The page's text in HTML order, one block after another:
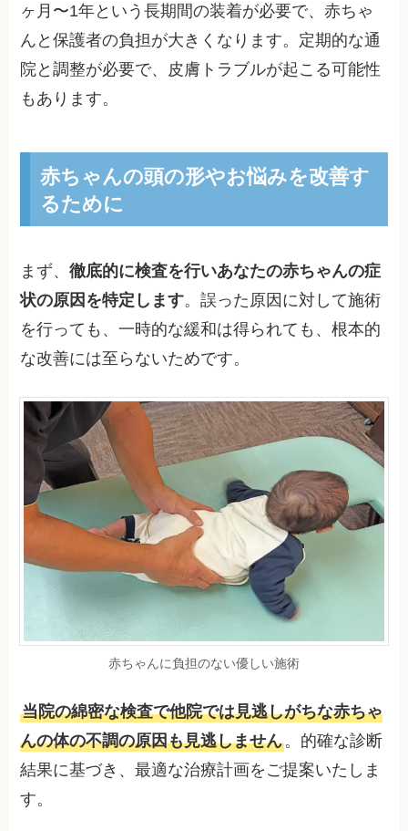
ヶ月〜1年という長期間の装着が必要で、赤ちゃ
んと保護者の負担が大きくなります。定期的な通
院と調整が必要で、皮膚トラブルが起こる可能性
もあります。
赤ちゃんの頭の形やお悩みを改善す
るために
まず、徹底的に検査を行いあなたの赤ちゃんの症
状の原因を特定します。誤った原因に対して施術
を行っても、一時的な緩和は得られても、根本的
な改善には至らないためです。
赤ちゃんに負担のない優しい施術
当院の綿密な検査で他院では見逃しがちな赤ちゃ
んの体の不調の原因も見逃しません。的確な診断
結果に基づき、最適な治療計画をご提案いたしま
す。